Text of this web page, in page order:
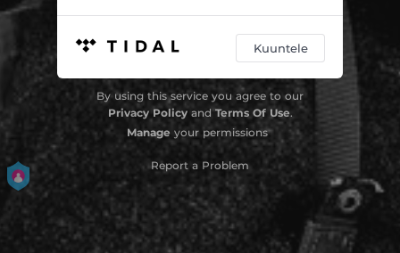
Kuuntele
By using this service you agree to our
Privacy PolicyandTerms Of Use.
Manage your permissions
Report a Problem